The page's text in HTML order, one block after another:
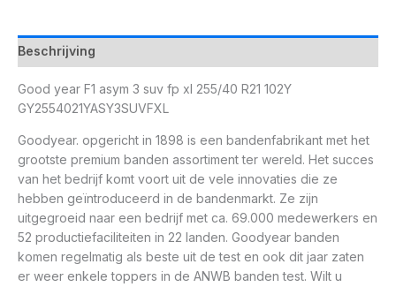
Beschrijving
Good year F1 asym 3 suv fp xl 255/40 R21 102Y
GY2554021YASY3SUVFXL
Goodyear. opgericht in 1898 is een bandenfabrikant met het
grootste premium banden assortiment ter wereld. Het succes
van het bedrijf komt voort uit de vele innovaties die ze
hebben geïntroduceerd in de bandenmarkt. Ze zijn
uitgegroeid naar een bedrijf met ca. 69.000 medewerkers en
52 productiefaciliteiten in 22 landen. Goodyear banden
komen regelmatig als beste uit de test en ook dit jaar zaten
er weer enkele toppers in de ANWB banden test. Wilt u